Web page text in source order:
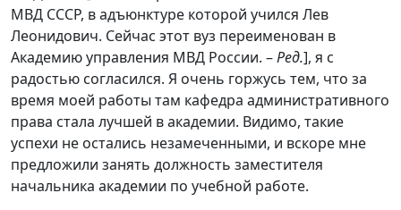
МВД СССР, в адъюнктуре которой учился Лев
Леонидович. Сейчас этот вуз переименован в
Академию управления МВД России. –Ред.], я с
радостью согласился. Я очень горжусь тем, что за
время моей работы там кафедра административного
права стала лучшей в академии. Видимо, такие
успехи не остались незамеченными, и вскоре мне
предложили занять должность заместителя
начальника академии по учебной работе.